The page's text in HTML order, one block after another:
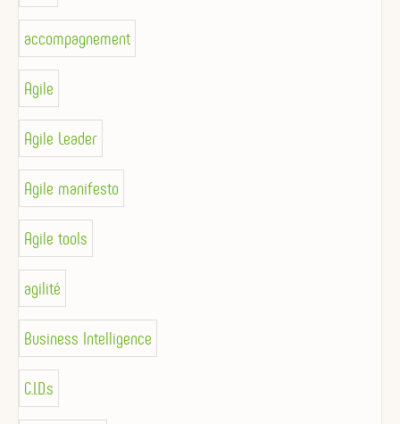
accompagnement
Agile
Agile Leader
Agile manifesto
Agile tools
agilité
Business Intelligence
C.I.D.s